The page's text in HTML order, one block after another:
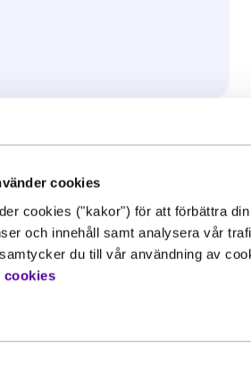
cookies
cookies ("kakor") för att förbättra
och innehåll samt analysera vår
du till vår användning av
cookies
som passar
för att
om den här
Det här behöver du
eller motsvarande